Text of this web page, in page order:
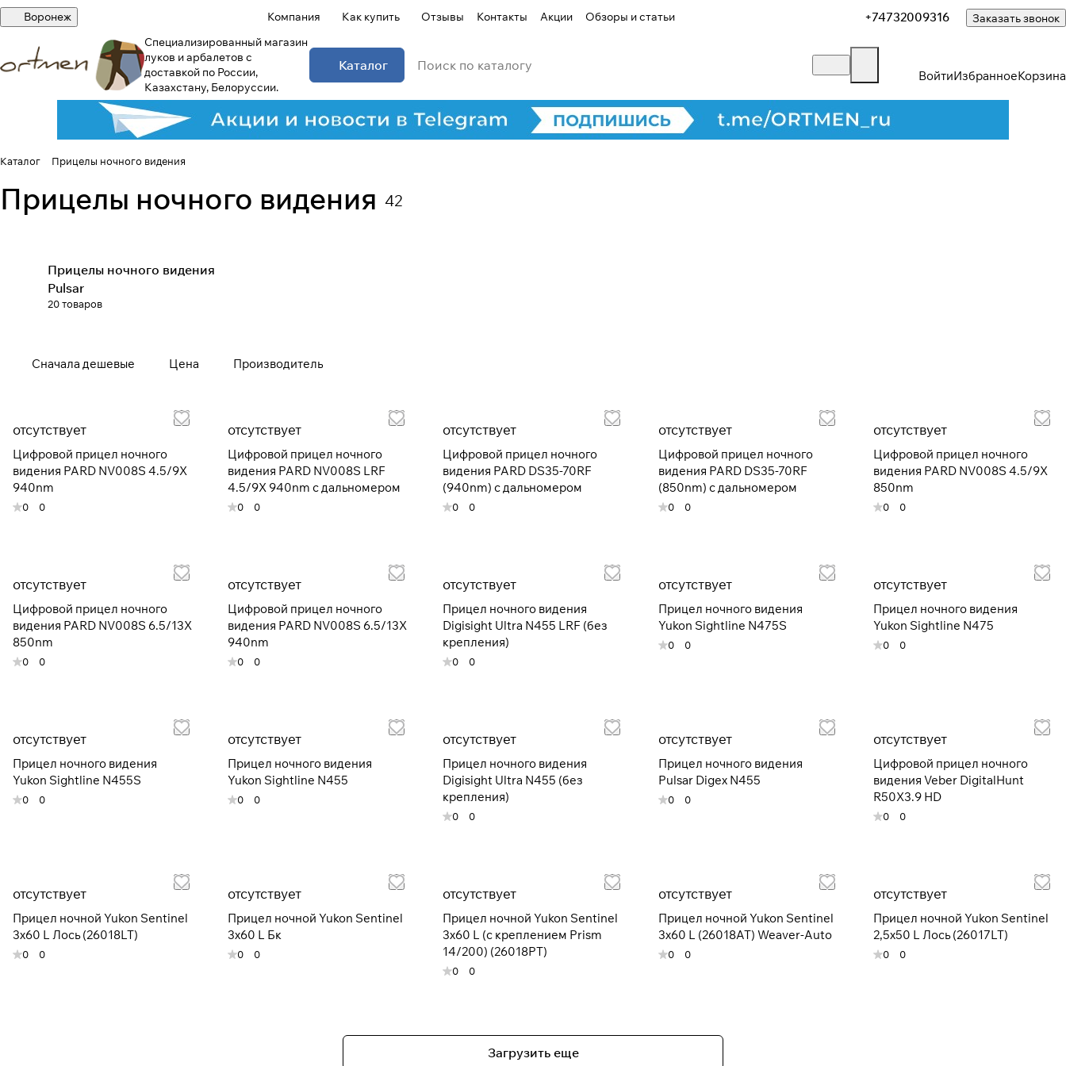
Воронеж Компания Как купить Отзывы Контакты Акции Обзоры и статьи +74732009316 Заказать звонок
Специализированный магазин
луков и арбалетов с
доставкой по России,
Казахстану, Белоруссии.
Каталог
ВойтиИзбранноеКорзина
Каталог Прицелы ночного видения
Прицелы ночного видения 42
Прицелы ночного видения
Pulsar
20 товаров
Сначала дешевые Цена Производитель
отсутствует
Цифровой прицел ночного
видения PARD NV008S 4.5/9X
940nm
0 0
отсутствует
Цифровой прицел ночного
видения PARD NV008S LRF
4.5/9X 940nm с дальномером
0 0
отсутствует
Цифровой прицел ночного
видения PARD DS35-70RF
(940nm) с дальномером
0 0
отсутствует
Цифровой прицел ночного
видения PARD DS35-70RF
(850nm) с дальномером
0 0
отсутствует
Цифровой прицел ночного
видения PARD NV008S 4.5/9X
850nm
0 0
отсутствует
Цифровой прицел ночного
видения PARD NV008S 6.5/13X
850nm
0 0
отсутствует
Цифровой прицел ночного
видения PARD NV008S 6.5/13X
940nm
0 0
отсутствует
Прицел ночного видения
Digisight Ultra N455 LRF (без
крепления)
0 0
отсутствует
Прицел ночного видения
Yukon Sightline N475S
0 0
отсутствует
Прицел ночного видения
Yukon Sightline N475
0 0
отсутствует
Прицел ночного видения
Yukon Sightline N455S
0 0
отсутствует
Прицел ночного видения
Yukon Sightline N455
0 0
отсутствует
Прицел ночного видения
Digisight Ultra N455 (без
крепления)
0 0
отсутствует
Прицел ночного видения
Pulsar Digex N455
0 0
отсутствует
Цифровой прицел ночного
видения Veber DigitalHunt
R50X3.9 HD
0 0
отсутствует
Прицел ночной Yukon Sentinel
3х60 L Лось (26018LT)
0 0
отсутствует
Прицел ночной Yukon Sentinel
3х60 L Бк
0 0
отсутствует
Прицел ночной Yukon Sentinel
3х60 L (с креплением Prism
14/200) (26018PT)
0 0
отсутствует
Прицел ночной Yukon Sentinel
3х60 L (26018АТ) Weaver-Auto
0 0
отсутствует
Прицел ночной Yukon Sentinel
2,5х50 L Лось (26017LT)
0 0
Загрузить еще
Сегодня
25%
ПЛАЙТ
Оплачивайте сегодня только
Получайте товарвыбранный способом
Оставшиеся
* При оплате через
скидки по купонам не
применяются.